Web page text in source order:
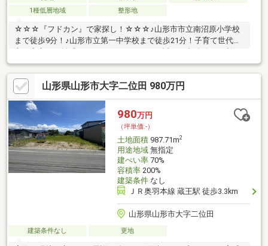
1種低層地域
整形地
☆☆☆『フドカン』で家探し！☆☆☆♪山形市市立南沼原小学校
まで徒歩9分！♪山形市立第一中学校まで徒歩21分！子育て世代の
す。♪ヨークベニマル南館店まで徒歩約9分です！子育て世代から
シニア世代の方までおすすめできる土地になっております。【建
築条件付き】本物件は建築条件付きになっております。地元山形
で創業しお家と山形を知り尽くした信頼の建築会社様があなたを
サポートします！お気軽にお問合せください！ご連絡はこちら
↓TEL ０２３ー６７９ー３４７６
山形県山形市大字二位田 980万円
980万円
（坪単価:-）
土地面積987.71m2
用途地域無指定
建ぺい率70%
容積率200%
建築条件なし
ＪＲ奥羽本線 蔵王駅 徒歩3.3km
山形県山形市大字二位田
建築条件なし 更地